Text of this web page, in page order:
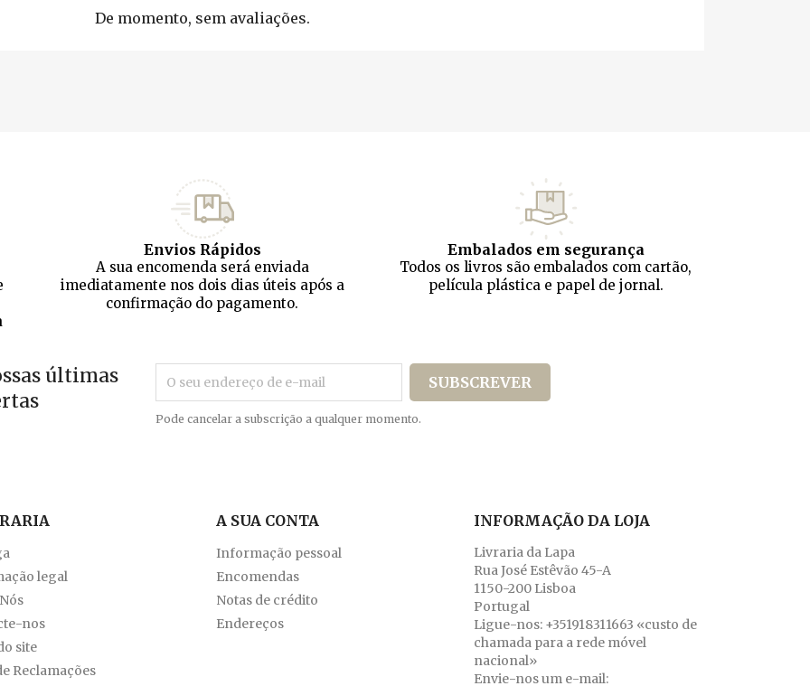
De momento, sem avaliações.
Envios Rápidos
A sua encomenda será enviada
imediatamente nos dois dias úteis após a
confirmação do pagamento.
Embalados em segurança
Todos os livros são embalados com cartão,
película plástica e papel de jornal.
últimas
Pode cancelar a subscrição a qualquer momento.
legal
nos
site
Reclamações
A SUA CONTA
Informação pessoal
Encomendas
Notas de crédito
Endereços
INFORMAÇÃO DA LOJA
Livraria da Lapa
Rua José Estêvão 45-A
1150-200 Lisboa
Portugal
Ligue-nos: +351918311663 «custo de
chamada para a rede móvel
nacional»
Envie-nos um e-mail: